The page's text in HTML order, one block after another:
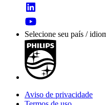
Selecione seu país /
Aviso de privacidade